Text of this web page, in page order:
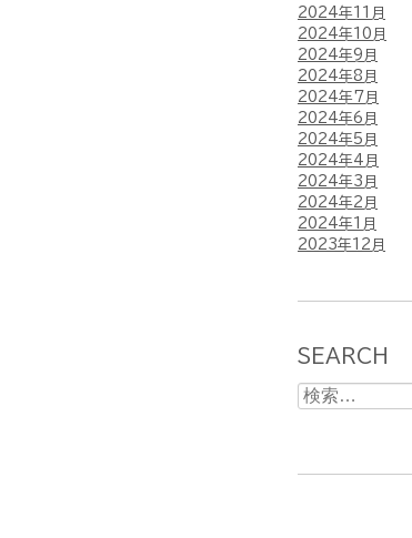
2024年11月
2024年10月
2024年9月
2024年8月
2024年7月
2024年6月
2024年5月
2024年4月
2024年3月
2024年2月
2024年1月
2023年12月
SEARCH
検
索: